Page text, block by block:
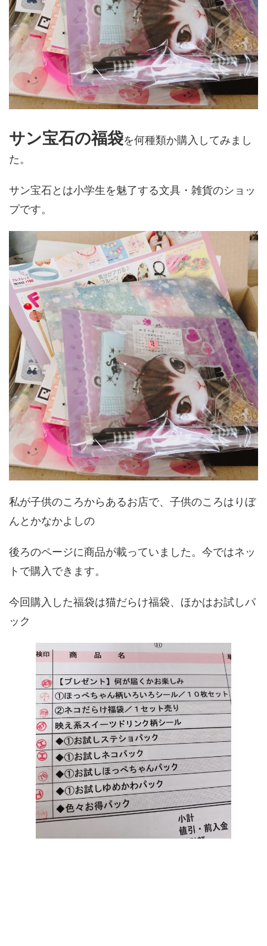
サン宝石の福袋を何種類か購入してみまし
た。
サン宝石とは小学生を魅了する文具・雑貨のショッ
プです。
私が子供のころからあるお店で、子供のころはりぼ
んとかなかよしの
後ろのページに商品が載っていました。今ではネッ
トで購入できます。
今回購入した福袋は猫だらけ福袋、ほかはお試しパ
ック